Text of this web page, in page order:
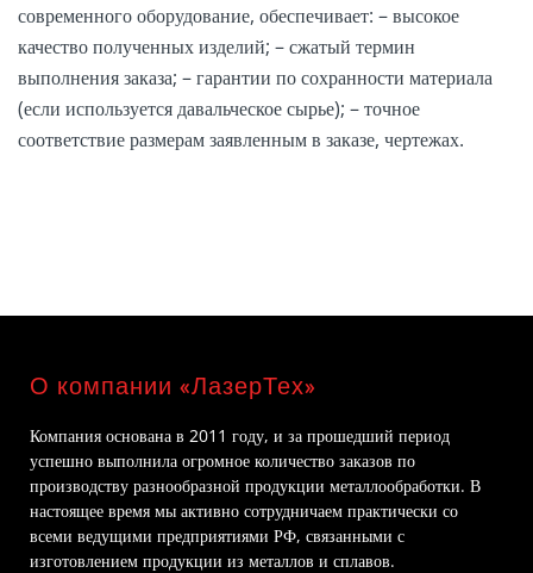
современного оборудование, обеспечивает: – высокое
качество полученных изделий; – сжатый термин
выполнения заказа; – гарантии по сохранности материала
(если используется давальческое сырье); – точное
соответствие размерам заявленным в заказе, чертежах.
О компании «ЛазерТех»
Компания основана в 2011 году, и за прошедший период
успешно выполнила огромное количество заказов по
производству разнообразной продукции металлообработки. В
настоящее время мы активно сотрудничаем практически со
всеми ведущими предприятиями РФ, связанными с
изготовлением продукции из металлов и сплавов.